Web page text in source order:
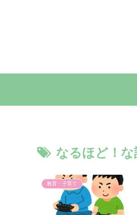
なるほど！な
教育・子育て